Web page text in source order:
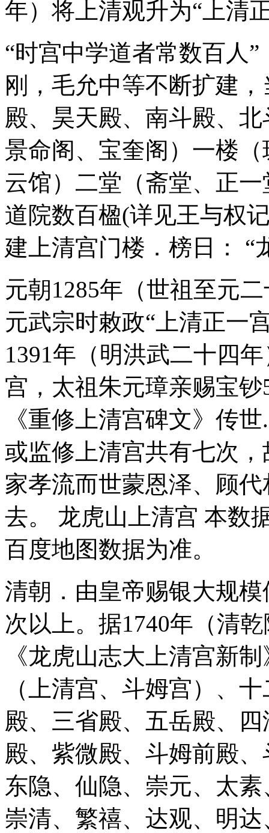
年）将上清观升为“上清
“时宫中学道者常数百人
刚，毛允中等不断扩建
殿、昊天殿、南斗殿、
景命阁、宝奎阁）一楼
云馆）二堂（斋堂、正
道院数百楹(详见王与权
建上清宫门楼．榜日： “
元朝1285年（世祖至元
元武宗时敕政“上清正一
1391年（明洪武二十四
宫，太祖朱元璋亲赐宝
《重修上清宫碑文》传
或监修上清宫共有七次
家孝流而世蒙恩泽、顾
去。 龙虎山上清宫 本数
百度地图数据为准。
清朝．由皇帝赐银大规
次以上。据1740年（清
《龙虎山志大上清宫新
（上清宫、斗姆宫）、
殿、三省殿、五岳殿、
殿、紫微殿、斗姆前殿
东隐、仙隐、崇元、太
崇清、繁禧、达观、明